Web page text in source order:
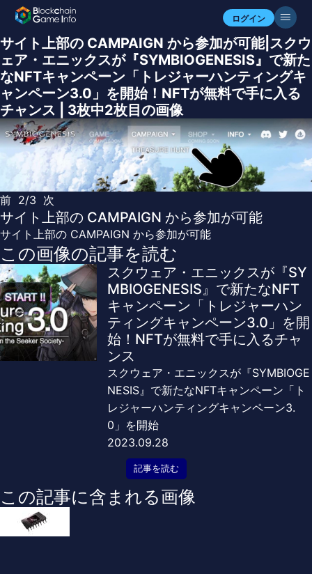
ログイン
サイト上部の CAMPAIGN から参加が可能|スクウ
ェア・エニックスが『SYMBIOGENESIS』で新た
なNFTキャンペーン「トレジャーハンティングキ
ャンペーン3.0」を開始！NFTが無料で手に入る
チャンス | 3枚中2枚目の画像
前 2/3 次
サイト上部の CAMPAIGN から参加が可能
サイト上部の CAMPAIGN から参加が可能
この画像の記事を読む
スクウェア・エニックスが『SY
MBIOGENESIS』で新たなNFT
キャンペーン「トレジャーハン
ティングキャンペーン3.0」を開
始！NFTが無料で手に入るチャ
ンス
スクウェア・エニックスが『SYMBIOGE
NESIS』で新たなNFTキャンペーン「ト
レジャーハンティングキャンペーン3.
0」を開始
2023.09.28
記事を読む
この記事に含まれる画像